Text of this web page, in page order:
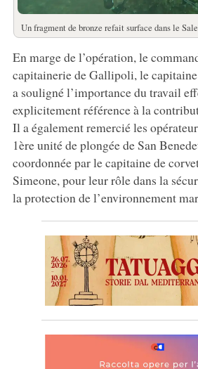
Un fragment de bronze refait surface dans le
En marge de l’opération, le
capitainerie de Gallipoli, le
a souligné l’importance du travail
explicitement référence à la
Il a également remercié les
1ère unité de plongée de San
coordonnée par le capitaine de
Simeone, pour leur rôle dans la
la protection de l’environnement